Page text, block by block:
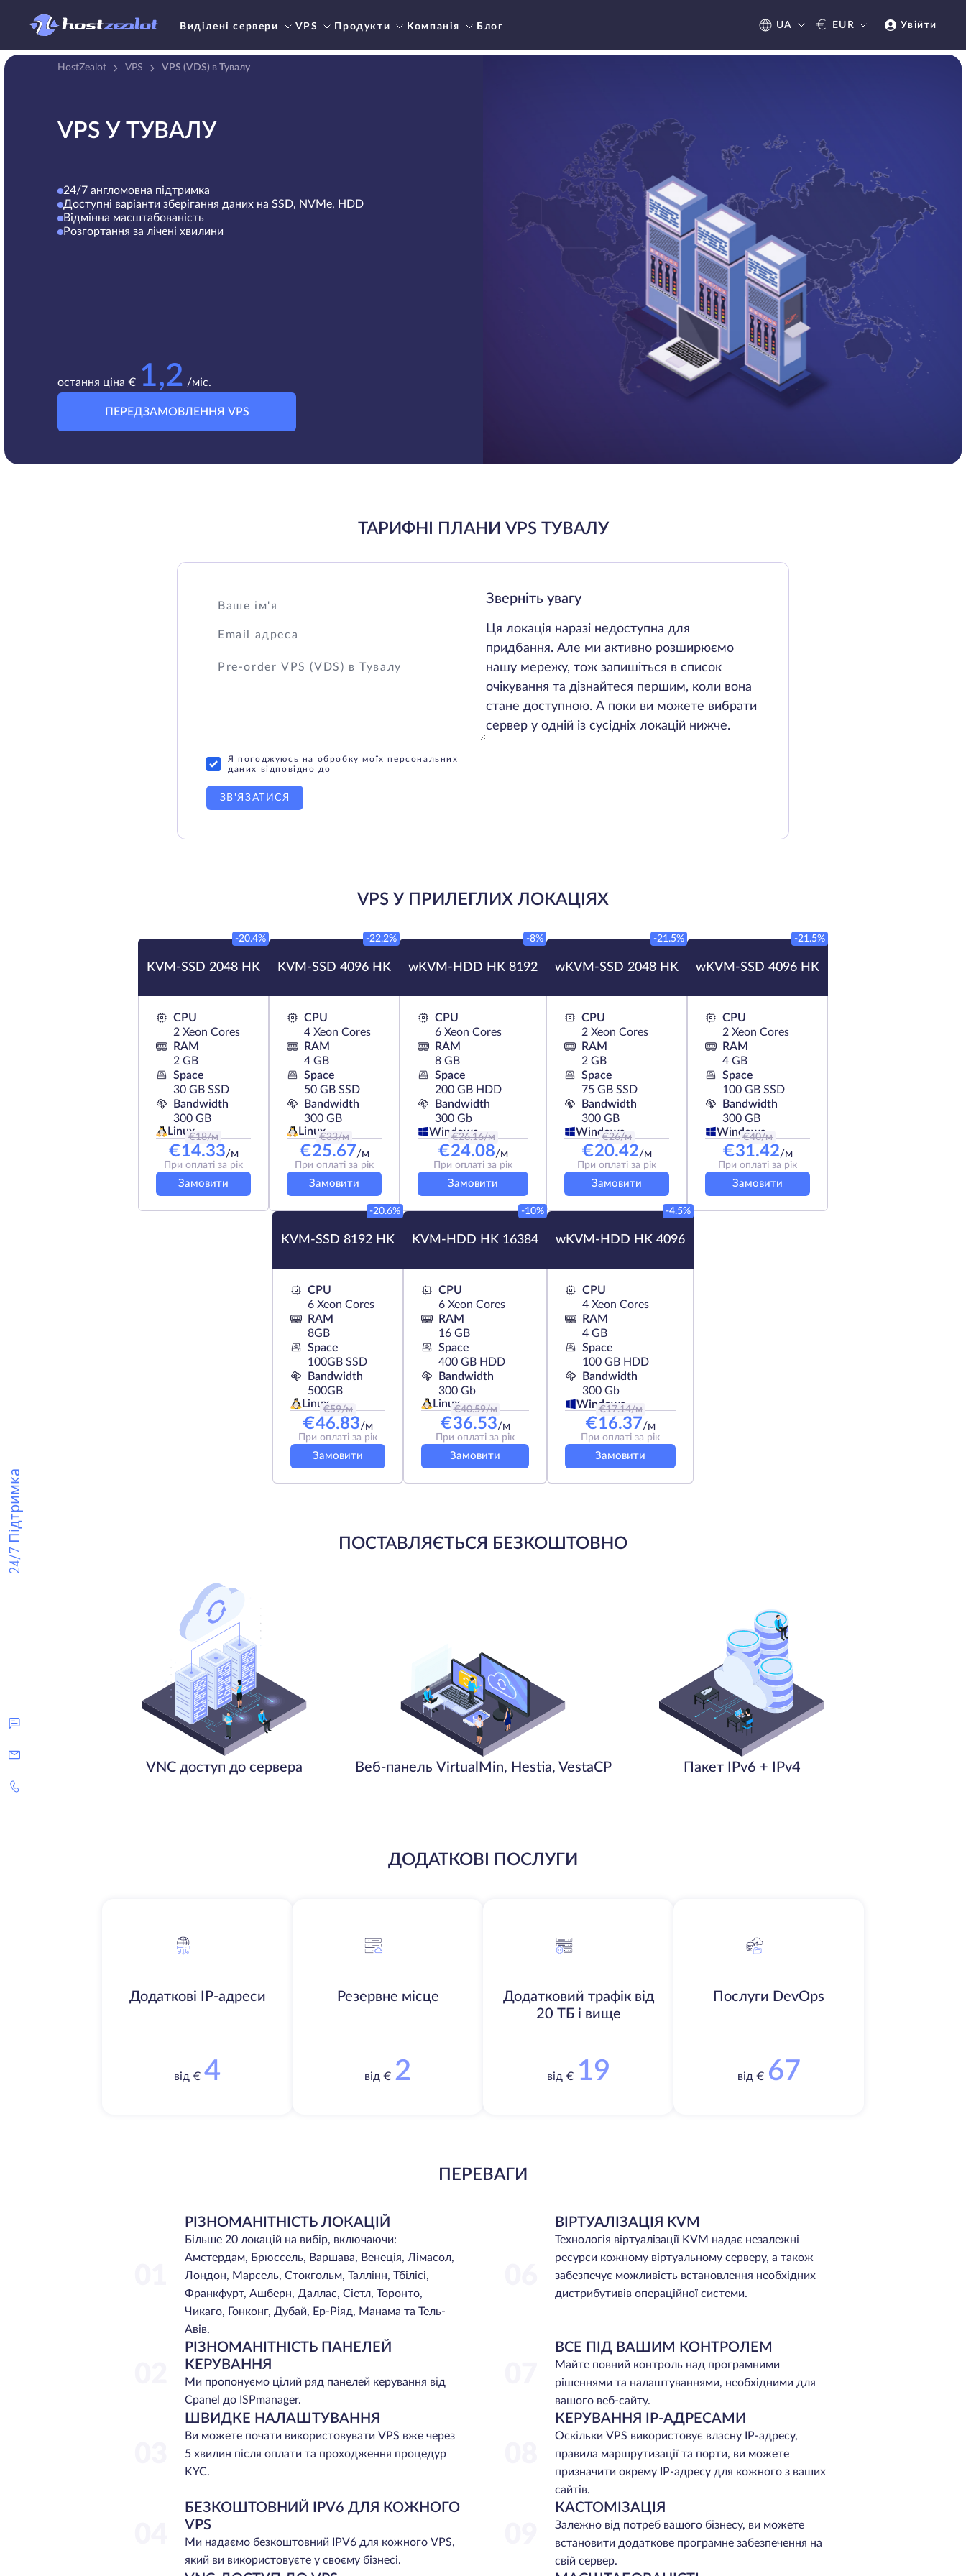
Виділені сервери VPS Продукти Компанія Блог UA € EUR Увійти
24/7 Підтримка
HostZealot VPS VPS (VDS) в Тувалу
VPS У ТУВАЛУ
24/7 англомовна підтримка
Доступні варіанти зберігання даних на SSD, NVMe, HDD
Відмінна масштабованість
Розгортання за лічені хвилини
остання ціна € 1,2 /міс.
ПЕРЕДЗАМОВЛЕННЯ VPS
ТАРИФНІ ПЛАНИ VPS ТУВАЛУ
Я погоджуюсь на обробку моїх персональних
даних відповідно до
ЗВ'ЯЗАТИСЯ
Зверніть увагу
Ця локація наразі недоступна для
придбання. Але ми активно розширюємо
нашу мережу, тож запишіться в список
очікування та дізнайтеся першим, коли вона
стане доступною. А поки ви можете вибрати
сервер у одній із сусідніх локацій нижче.
VPS У ПРИЛЕГЛИХ ЛОКАЦІЯХ
KVM-SSD 2048 HK
-20.4%
CPU
2 Xeon Cores
RAM
2 GB
Space
30 GB SSD
Bandwidth
300 GB
Linux
€18/м
€14.33/м
При оплаті за рік
Замовити
KVM-SSD 4096 HK
-22.2%
CPU
4 Xeon Cores
RAM
4 GB
Space
50 GB SSD
Bandwidth
300 GB
Linux
€33/м
€25.67/м
При оплаті за рік
Замовити
wKVM-HDD HK 8192
-8%
CPU
6 Xeon Cores
RAM
8 GB
Space
200 GB HDD
Bandwidth
300 Gb
Windows
€26.16/м
€24.08/м
При оплаті за рік
Замовити
wKVM-SSD 2048 HK
-21.5%
CPU
2 Xeon Cores
RAM
2 GB
Space
75 GB SSD
Bandwidth
300 GB
Windows
€26/м
€20.42/м
При оплаті за рік
Замовити
wKVM-SSD 4096 HK
-21.5%
CPU
2 Xeon Cores
RAM
4 GB
Space
100 GB SSD
Bandwidth
300 GB
Windows
€40/м
€31.42/м
При оплаті за рік
Замовити
KVM-SSD 8192 HK
-20.6%
CPU
6 Xeon Cores
RAM
8GB
Space
100GB SSD
Bandwidth
500GB
Linux
€59/м
€46.83/м
При оплаті за рік
Замовити
KVM-HDD HK 16384
-10%
CPU
6 Xeon Cores
RAM
16 GB
Space
400 GB HDD
Bandwidth
300 Gb
Linux
€40.59/м
€36.53/м
При оплаті за рік
Замовити
wKVM-HDD HK 4096
-4.5%
CPU
4 Xeon Cores
RAM
4 GB
Space
100 GB HDD
Bandwidth
300 Gb
Windows
€17.14/м
€16.37/м
При оплаті за рік
Замовити
ПОСТАВЛЯЄТЬСЯ БЕЗКОШТОВНО
VNC доступ до сервера Веб-панель VirtualMin, Hestia, VestaCP Пакет IPv6 + IPv4
ДОДАТКОВІ ПОСЛУГИ
Додаткові IP-адреси
від € 4
Резервне місце
від € 2
Додатковий трафік від
20 ТБ і вище
від € 19
Послуги DevOps
від € 67
ПЕРЕВАГИ
РІЗНОМАНІТНІСТЬ ЛОКАЦІЙ
Більше 20 локацій на вибір, включаючи:
Амстердам, Брюссель, Варшава, Венеція, Лімасол,
Лондон, Марсель, Стокгольм, Таллінн, Тбілісі,
Франкфурт, Ашберн, Даллас, Сіетл, Торонто,
Чикаго, Гонконг, Дубай, Ер-Ріяд, Манама та Тель-
Авів.
ВІРТУАЛІЗАЦІЯ KVM
Технологія віртуалізації KVM надає незалежні
ресурси кожному віртуальному серверу, а також
забезпечує можливість встановлення необхідних
дистрибутивів операційної системи.
РІЗНОМАНІТНІСТЬ ПАНЕЛЕЙ
КЕРУВАННЯ
Ми пропонуємо цілий ряд панелей керування від
Cpanel до ISPmanager.
ВСЕ ПІД ВАШИМ КОНТРОЛЕМ
Майте повний контроль над програмними
рішеннями та налаштуваннями, необхідними для
вашого веб-сайту.
ШВИДКЕ НАЛАШТУВАННЯ
Ви можете почати використовувати VPS вже через
5 хвилин після оплати та проходження процедур
KYC.
КЕРУВАННЯ IP-АДРЕСАМИ
Оскільки VPS використовує власну IP-адресу,
правила маршрутизації та порти, ви можете
призначити окрему IP-адресу для кожного з ваших
сайтів.
БЕЗКОШТОВНИЙ IPV6 ДЛЯ КОЖНОГО
VPS
Ми надаємо безкоштовний IPV6 для кожного VPS,
який ви використовуєте у своєму бізнесі.
КАСТОМІЗАЦІЯ
Залежно від потреб вашого бізнесу, ви можете
встановити додаткове програмне забезпечення на
свій сервер.